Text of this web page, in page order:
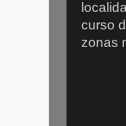
curso
zonas